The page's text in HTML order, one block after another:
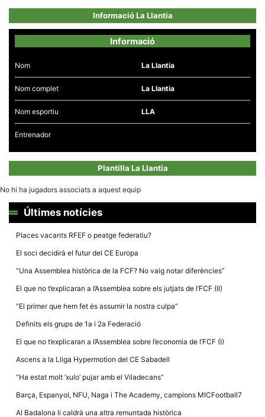
Informació La Llantia
Informació
Nom La Llantia
Nom complet La Llantia
Nom esportiu LLA
Entrenador
Plantilla La Llantia
No hi ha jugadors associats a aquest equip
Últimes notícies
Places vacants RFEF o peatge federatiu?
El soci decidirà el futur del CE Europa
“Una Assemblea històrica de la FCF? No vaig notar diferències”
El que no t’explicaran a l’Assemblea sobre els jutjats de l’FCF (II)
“El primer que hem fet és assumir la nostra culpa”
Definits els grups de 1a i 2a Federació
El que no t’explicaran a l’Assemblea sobre l’economia de l’FCF (I)
Ascens a la Lliga Hypermotion del CE Sabadell
“Ha estat molt ‘xulo’ pujar amb el Viladecans”
Barça, Espanyol, NFU, Naga i The Academy, campions MICFootball7
Al Badalona li caldrà una altra remuntada històrica
Necessàries
Aquestes
cookies no
són
necessàries
tècnic de la
web.
estadístiques
la funcionalitat
i la seva
estructura.
Alguns
tècnics del
emmagatzemen
dispositiu que
lloc funcioni tan